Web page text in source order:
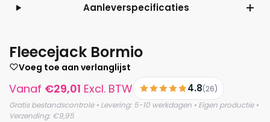
Aanleverspecificaties
Fleecejack Bormio
Voeg toe aan verlanglijst
Vanaf €29,01 Excl. BTW 4.8(26)
Gratis bestandscontrole • Levering: 5-10 werkdagen • Eigen productie •
Verzending: €9,95